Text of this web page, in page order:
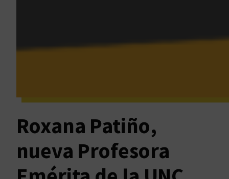
Roxana Patiño,
nueva Profesora